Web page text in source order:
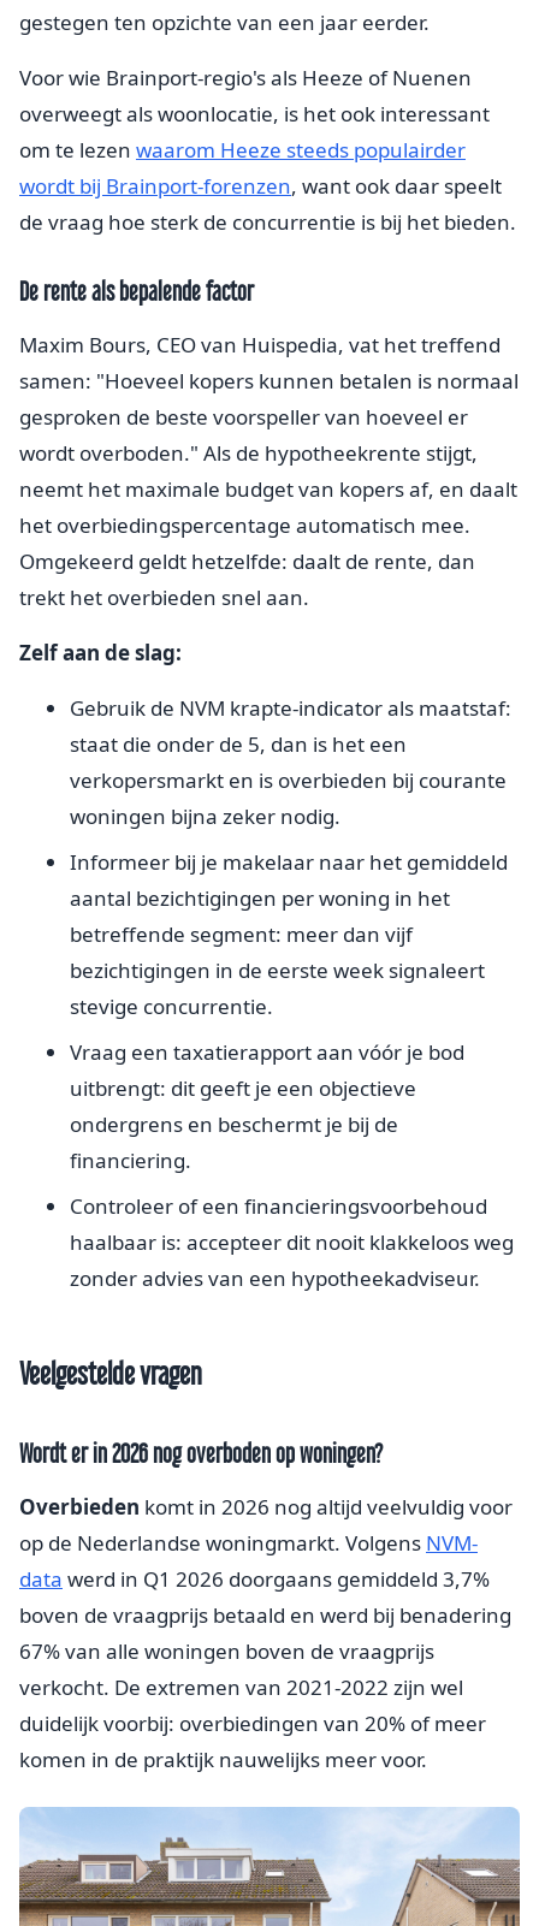
gestegen ten opzichte van een jaar eerder.
Voor wie Brainport-regio's als Heeze of Nuenen
overweegt als woonlocatie, is het ook interessant
om te lezen waarom Heeze steeds populairder
wordt bij Brainport-forenzen, want ook daar speelt
de vraag hoe sterk de concurrentie is bij het bieden.
De rente als bepalende factor
Maxim Bours, CEO van Huispedia, vat het treffend
samen: "Hoeveel kopers kunnen betalen is normaal
gesproken de beste voorspeller van hoeveel er
wordt overboden." Als de hypotheekrente stijgt,
neemt het maximale budget van kopers af, en daalt
het overbiedingspercentage automatisch mee.
Omgekeerd geldt hetzelfde: daalt de rente, dan
trekt het overbieden snel aan.
Zelf aan de slag:
Gebruik de NVM krapte-indicator als maatstaf:
staat die onder de 5, dan is het een
verkopersmarkt en is overbieden bij courante
woningen bijna zeker nodig.
Informeer bij je makelaar naar het gemiddeld
aantal bezichtigingen per woning in het
betreffende segment: meer dan vijf
bezichtigingen in de eerste week signaleert
stevige concurrentie.
Vraag een taxatierapport aan vóór je bod
uitbrengt: dit geeft je een objectieve
ondergrens en beschermt je bij de
financiering.
Controleer of een financieringsvoorbehoud
haalbaar is: accepteer dit nooit klakkeloos weg
zonder advies van een hypotheekadviseur.
Veelgestelde vragen
Wordt er in 2026 nog overboden op woningen?
Overbieden komt in 2026 nog altijd veelvuldig voor
op de Nederlandse woningmarkt. Volgens NVM-
data werd in Q1 2026 doorgaans gemiddeld 3,7%
boven de vraagprijs betaald en werd bij benadering
67% van alle woningen boven de vraagprijs
verkocht. De extremen van 2021-2022 zijn wel
duidelijk voorbij: overbiedingen van 20% of meer
komen in de praktijk nauwelijks meer voor.